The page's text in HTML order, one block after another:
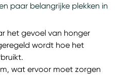
paar belangrijke plekken in
het gevoel van honger
wordt hoe het
wat ervoor moet zorgen